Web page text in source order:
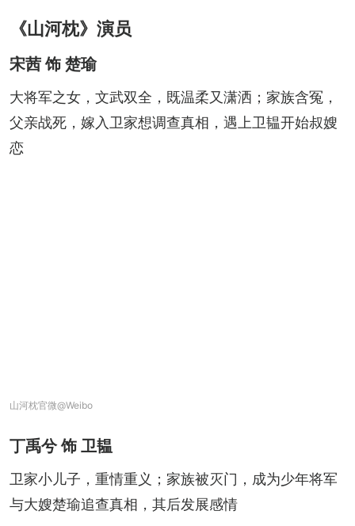
《山河枕》演员
宋茜 饰 楚瑜
大将军之女，文武双全，既温柔又潇洒；家族含冤，
父亲战死，嫁入卫家想调查真相，遇上卫韫开始叔嫂
恋
山河枕官微@Weibo
丁禹兮 饰 卫韫
卫家小儿子，重情重义；家族被灭门，成为少年将军
与大嫂楚瑜追查真相，其后发展感情